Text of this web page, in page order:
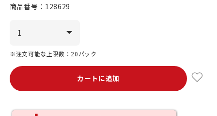
商品番号： 128629
※注文可能な上限数：20パック
カートに追加